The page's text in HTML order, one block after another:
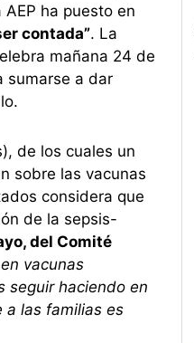
ha puesto en
contada”. La
mañana 24 de
sumarse a dar
de los cuales un
sobre las vacunas
considera que
de la sepsis-
del Comité
vacunas
seguir haciendo en
a las familias es